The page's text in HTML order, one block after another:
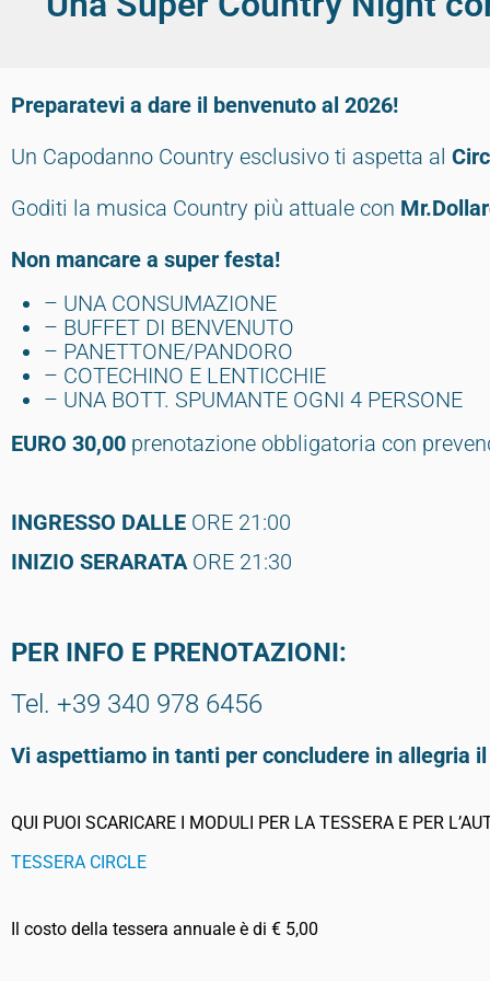
Preparatevi a dare il benvenuto al 2026!
Un Capodanno Country esclusivo ti aspetta al
Goditi la musica Country più attuale con
Non mancare a super festa!
– UNA CONSUMAZIONE
– BUFFET DI BENVENUTO
– PANETTONE/PANDORO
– COTECHINO E LENTICCHIE
– UNA BOTT. SPUMANTE OGNI 4 PERSONE
EURO 30,00 prenotazione obbligatoria con
INGRESSO DALLE ORE 21:00
INIZIO SERARATAORE 21:30
PER INFO E PRENOTAZIONI:
Tel. +39 340 978 6456
Vi aspettiamo in tanti per concludere in allegria
QUI PUOI SCARICARE I MODULI PER LA TESSERA E PER
TESSERA CIRCLE
Il costo della tessera annuale è di € 5,00